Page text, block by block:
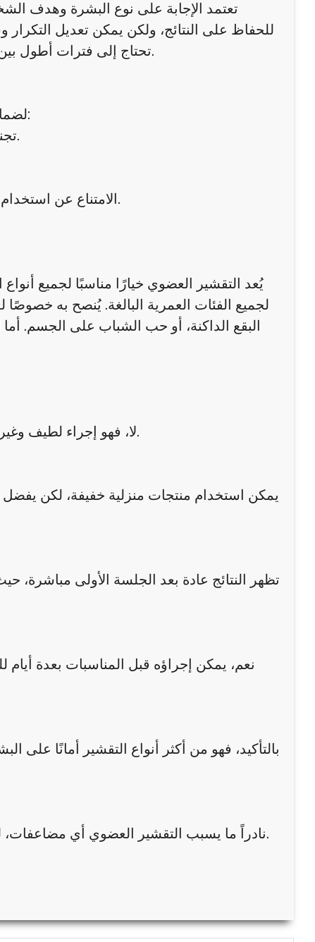
للحفاظ على النتائج، ولكن يمكن تعديل التكرار
تحتاج إلى فترات أطول بين الجلسات، بينما يمكن للبشرة الدهنية تحمل جلسات أكثر انتظامًا.
لضمان أفضل النتائج، يُنصح باتباع بعض الخطوات البسيطة بعد الجلسة:
تجنب التعرض للشمس أو الحرارة الزائدة لمدة 24 ساعة على الأقل.
الامتناع عن استخدام مقشرات أخرى أو منتجات تحتوي على أحماض خلال الأيام الأولى.
يُعد التقشير العضوي خيارًا مناسبًا لجميع
لجميع الفئات العمرية البالغة. يُنصح به
البقع الداكنة، أو حب الشباب على الجسم.
لا، فهو إجراء لطيف وغير مؤلم، وقد يشعر الشخص فقط بوخز خفيف أو دفء أثناء الجلسة.
يمكن استخدام منتجات منزلية خفيفة، لكن
تظهر النتائج عادة بعد الجلسة الأولى مباشرة،
نعم، يمكن إجراؤه قبل المناسبات بعدة
بالتأكيد، فهو من أكثر أنواع التقشير أمانًا على
نادراً ما يسبب التقشير العضوي أي مضاعفات، لكن قد يحدث احمرار خفيف أو جفاف مؤقت يختفي خلال ساعات.